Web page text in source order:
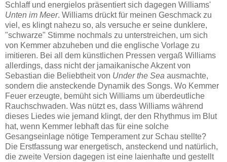
Schlaff und energielos präsentiert sich dagegen Williams'
Unten im Meer. Williams drückt für meinen Geschmack zu
viel, es klingt nahezu so, als versuche er seine dunklere,
"schwarze" Stimme nochmals zu unterstreichen, um sich
von Kemmer abzuheben und die englische Vorlage zu
imitieren. Bei all dem künstlichen Pressen vergaß Williams
allerdings, dass nicht der jamaikanische Akzent von
Sebastian die Beliebtheit von Under the Sea ausmachte,
sondern die ansteckende Dynamik des Songs. Wo Kemmer
Feuer erzeugte, bemüht sich Williams um überdeutliche
Rauchschwaden. Was nützt es, dass Williams während
dieses Liedes wie jemand klingt, der den Rhythmus im Blut
hat, wenn Kemmer lebhaft das für eine solche
Gesangseinlage nötige Temperament zur Schau stellte?
Die Erstfassung war energetisch, ansteckend und natürlich,
die zweite Version dagegen ist eine laienhafte und gestellt